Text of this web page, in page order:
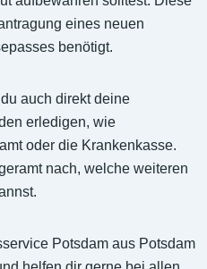
eines neuen
benötigt.
auch direkt deine
erledigen, wie
oder die Krankenkasse.
nach, welche weiteren
Potsdam aus Potsdam